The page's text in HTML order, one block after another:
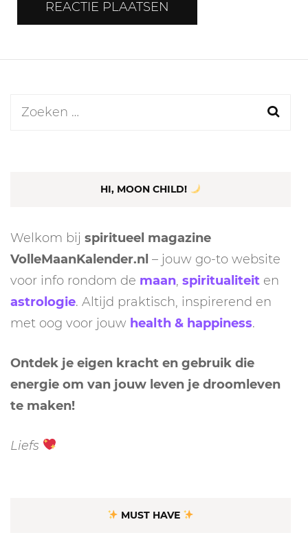
Zoeken
HI, MOON CHILD!
Welkom bij spiritueel magazine
VolleMaanKalender.nl – jouw go-to website
voor info rondom de maan, spiritualiteit en
astrologie. Altijd praktisch, inspirerend en
met oog voor jouw health & happiness.
Ontdek je eigen kracht en gebruik die
energie om van jouw leven je droomleven
te maken!
Liefs
MUST HAVE